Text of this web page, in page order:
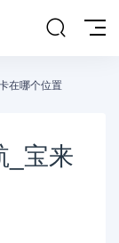
在哪个位置
_宝来